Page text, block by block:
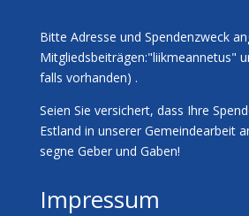
Bitte Adresse und Spendenzweck
Mitgliedsbeiträgen:"liikmeannetus"
falls vorhanden) .
Seien Sie versichert, dass Ihre
Estland in unserer Gemeindearbeit
segne Geber und Gaben!
Impressum